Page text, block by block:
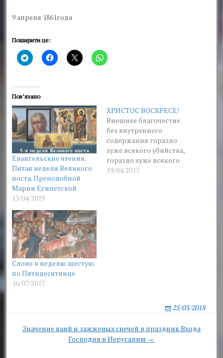
9 апреля 1861года
Поширити це:
Пов’язано
Евангельские чтения.
Пятая неделя Великого
поста. Преподобной
Марии Египетской
13/04/2019
ХРИСТОС ВОСКРЕСЕ!
Внешнее благочестие
без внутреннего
содержания гораздо
хуже всякого убийства,
гораздо хуже всякого
пьянства. Да, пьяница
19/04/2017
Слово в неделю шестую
по Пятидесятнице
16/07/2017
25/03/2018
PostЗначение ваий и зажженых свечей в праздник Входа
Господня в Иерусалим →